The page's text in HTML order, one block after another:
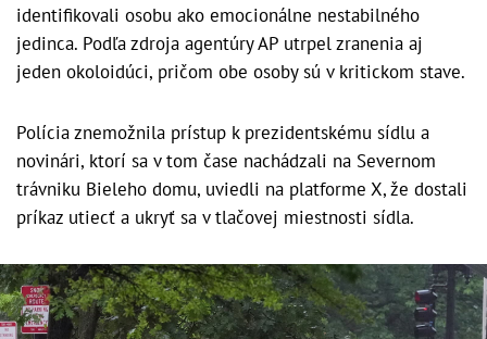
identifikovali osobu ako emocionálne nestabilného
jedinca. Podľa zdroja agentúry AP utrpel zranenia aj
jeden okoloidúci, pričom obe osoby sú v kritickom stave.
Polícia znemožnila prístup k prezidentskému sídlu a
novinári, ktorí sa v tom čase nachádzali na Severnom
trávniku Bieleho domu, uviedli na platforme X, že dostali
príkaz utiecť a ukryť sa v tlačovej miestnosti sídla.